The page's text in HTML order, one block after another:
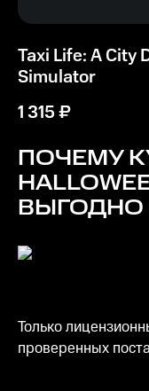
Процессор
Intel Core i7-4790
Память
8 ГБ ОЗУ
Место на диске
6 ГБ
Taxi Life: A City
Simulator
1 315₽
ПОЧЕМУ
ВЫГОДНО
Только
проверенных